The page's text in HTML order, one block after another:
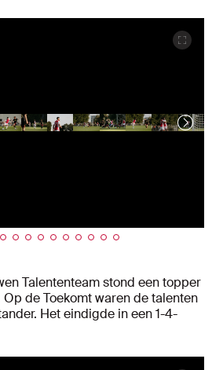
Talententeam stond een topper
de Toekomt waren de talenten
Het eindigde in een 1-4-